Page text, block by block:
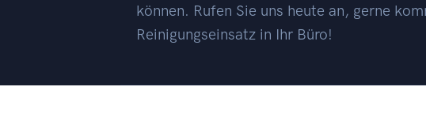
können. Rufen Sie uns heute an, gerne
Reinigungseinsatz in Ihr Büro!